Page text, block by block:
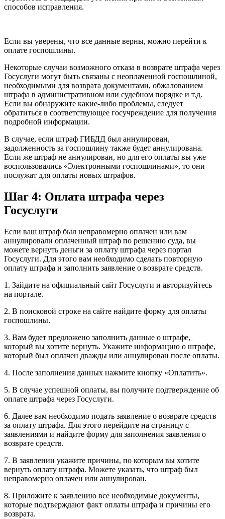
способов исправления.
Если вы уверены, что все данные верны, можно перейти к
оплате госпошлины.
Некоторые случаи возможного отказа в возврате штрафа через
Госуслуги могут быть связаны с неоплаченной госпошлиной,
необходимыми для возврата документами, обжалованием
штрафа в административном или судебном порядке и т.д.
Если вы обнаружите какие-либо проблемы, следует
обратиться в соответствующее госучреждение для получения
подробной информации.
В случае, если штраф ГИБДД был аннулирован,
задолженность за госпошлину также будет аннулирована.
Если же штраф не аннулирован, но для его оплаты вы уже
воспользовались «Электронными госпошлинами», то они
послужат для оплаты новых штрафов.
Шаг 4: Оплата штрафа через
Госуслуги
Если ваш штраф был неправомерно оплачен или вам
аннулировали оплаченный штраф по решению суда, вы
можете вернуть деньги за оплату штрафа через портал
Госуслуги. Для этого вам необходимо сделать повторную
оплату штрафа и заполнить заявление о возврате средств.
1. Зайдите на официальный сайт Госуслуги и авторизуйтесь
на портале.
2. В поисковой строке на сайте найдите форму для оплаты
госпошлины.
3. Вам будет предложено заполнить данные о штрафе,
который вы хотите вернуть. Укажите информацию о штрафе,
который был оплачен дважды или аннулирован после оплаты.
4. После заполнения данных нажмите кнопку «Оплатить».
5. В случае успешной оплаты, вы получите подтверждение об
оплате штрафа через Госуслуги.
6. Далее вам необходимо подать заявление о возврате средств
за оплату штрафа. Для этого перейдите на страницу с
заявлениями и найдите форму для заполнения заявления о
возврате средств.
7. В заявлении укажите причины, по которым вы хотите
вернуть оплату штрафа. Можете указать, что штраф был
неправомерно оплачен или аннулирован.
8. Приложите к заявлению все необходимые документы,
которые подтверждают факт оплаты штрафа и причины его
возврата.